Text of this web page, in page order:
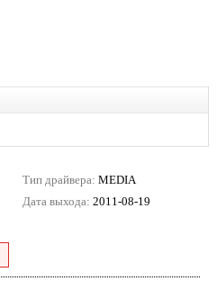
Тип драйвера: MEDIA
Дата выхода: 2011-08-19